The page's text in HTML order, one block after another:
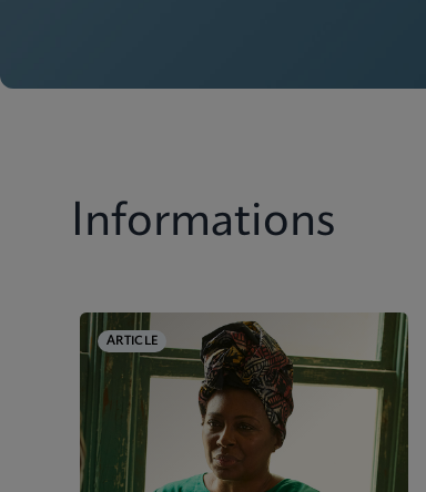
Informations
ARTICLE